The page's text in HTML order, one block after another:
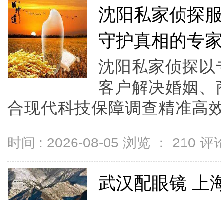
沈阳私家侦探
守护真相的专
沈阳私家侦探
客户解决婚姻
合现代科技保障调查精准高
时间 : 2026-08-05 浏览 ： 210 评
武汉配眼镜 上